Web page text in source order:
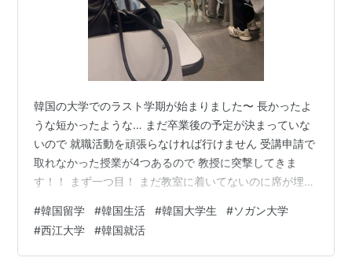
韓国の大学でのラスト学期が始まりました〜 長かったよ
うな短かったような… まだ卒業後の予定が決まっていな
いので 就職活動を頑張らなければ行けません 受講申請で
取れなかった授業が4つあるので 教授に突撃してきま
す！！ まず一つ目！ まだ教室に着いてないのに席が埋ま
が… もし先着順だったら終わりだ と思ったのですが教授
が 「最終学期だけ受け入れます！ 他の学期の方は申し訳
ないけど教室の外に出てください」 とのこと！最終学期
#韓国留学 #韓国生活 #韓国大学生 #ソガン大学
#西江大学 #韓国就活